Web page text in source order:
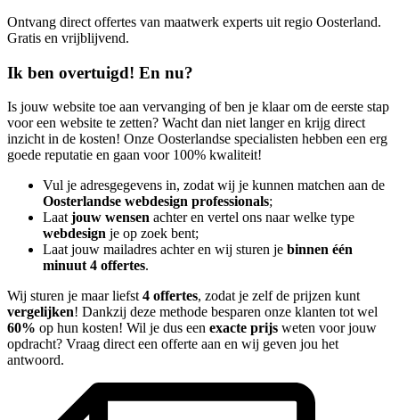
Ontvang direct offertes van maatwerk experts uit regio Oosterland.
Gratis en vrijblijvend.
Ik ben overtuigd! En nu?
Is jouw website toe aan vervanging of ben je klaar om de eerste stap
voor een website te zetten? Wacht dan niet langer en krijg direct
inzicht in de kosten! Onze Oosterlandse specialisten hebben een erg
goede reputatie en gaan voor 100% kwaliteit!
Vul je adresgegevens in, zodat wij je kunnen matchen aan de
Oosterlandse webdesign professionals;
Laat jouw wensen achter en vertel ons naar welke type
webdesign je op zoek bent;
Laat jouw mailadres achter en wij sturen je binnen één
minuut 4 offertes.
Wij sturen je maar liefst 4 offertes, zodat je zelf de prijzen kunt
vergelijken! Dankzij deze methode besparen onze klanten tot wel
60% op hun kosten! Wil je dus een exacte prijs weten voor jouw
opdracht? Vraag direct een offerte aan en wij geven jou het
antwoord.